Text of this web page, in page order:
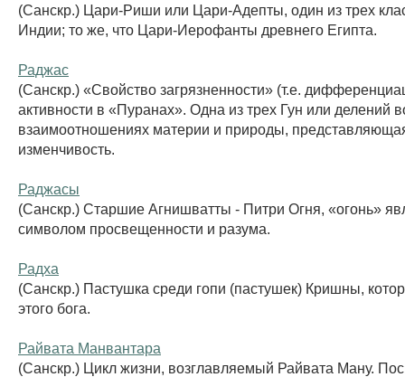
(Санскр.) Цари-Риши или Цари-Адепты, один из трех
Индии; то же, что Цари-Иерофанты древнего Египта.
Раджас
(Санскр.) «Свойство загрязненности» (т.е.
активности в «Пуранах». Одна из трех Гун или делений
взаимоотношениях материи и природы,
изменчивость.
Раджасы
(Санскр.) Старшие Агнишватты - Питри Огня, «огонь»
символом просвещенности и разума.
Радха
(Санскр.) Пастушка среди гопи (пастушек) Кришны,
этого бога.
Райвата Манвантара
(Санскр.) Цикл жизни, возглавляемый Райвата Ману.